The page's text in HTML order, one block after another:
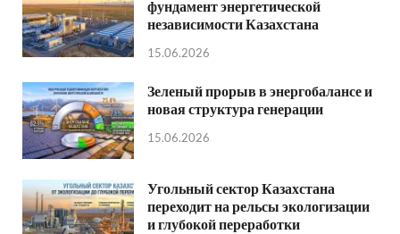
фундамент энергетической
независимости Казахстана
15.06.2026
Зеленый прорыв в энергобалансе и
новая структура генерации
15.06.2026
Угольный сектор Казахстана
переходит на рельсы экологизации
и глубокой переработки